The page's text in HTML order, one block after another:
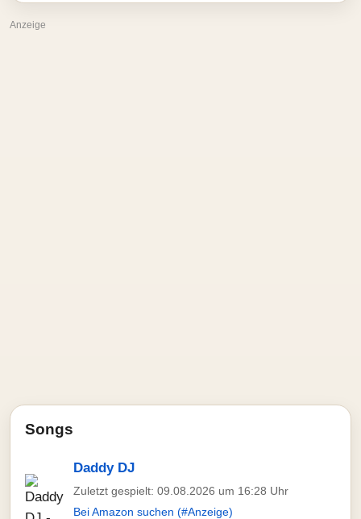
Anzeige
Songs
Daddy DJ
Zuletzt gespielt: 09.08.2026 um 16:28 Uhr
Bei Amazon suchen (#Anzeige)